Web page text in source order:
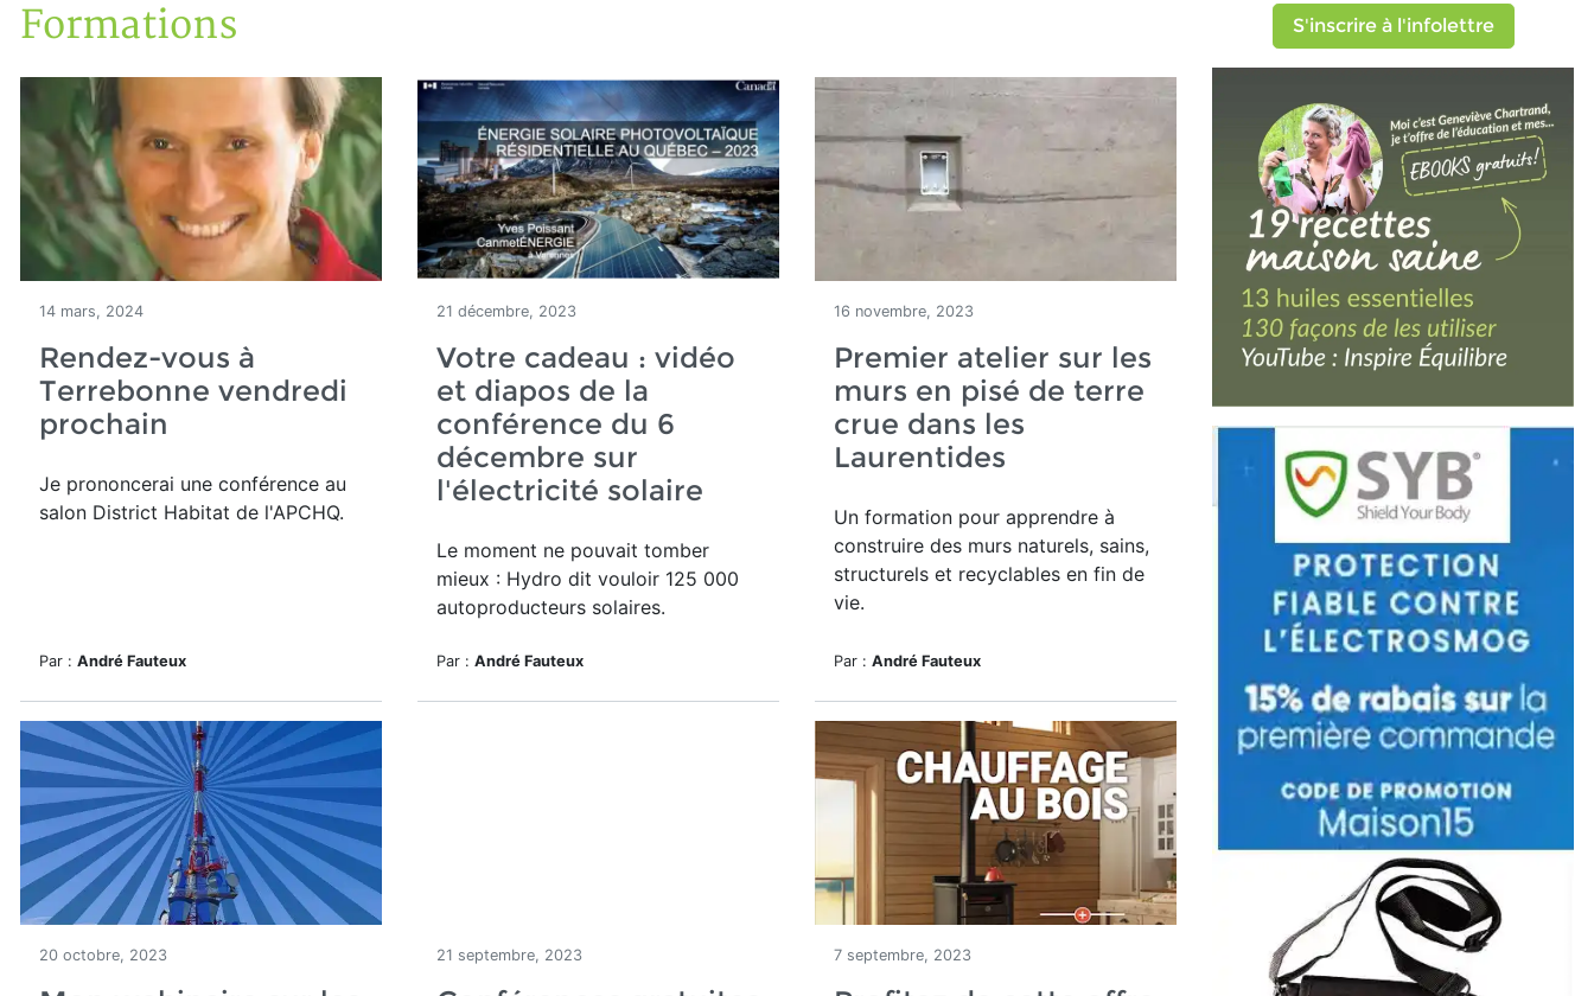
Accueil
Articles
Formations
Formations
14 mars, 2024
Rendez-vous à
Terrebonne vendredi
prochain
Je prononcerai une conférence au
salon District Habitat de l'APCHQ.
Par : André Fauteux
21 décembre, 2023
Votre cadeau : vidéo
et diapos de la
conférence du 6
décembre sur
l'électricité solaire
Le moment ne pouvait tomber
mieux : Hydro dit vouloir 125 000
autoproducteurs solaires.
Par : André Fauteux
16 novembre, 2023
Premier atelier sur les
murs en pisé de terre
crue dans les
Laurentides
Un formation pour apprendre à
construire des murs naturels, sains,
structurels et recyclables en fin de
vie.
Par : André Fauteux
20 octobre, 2023 21 septembre, 2023 7 septembre, 2023
S'inscrire à l'infolettre